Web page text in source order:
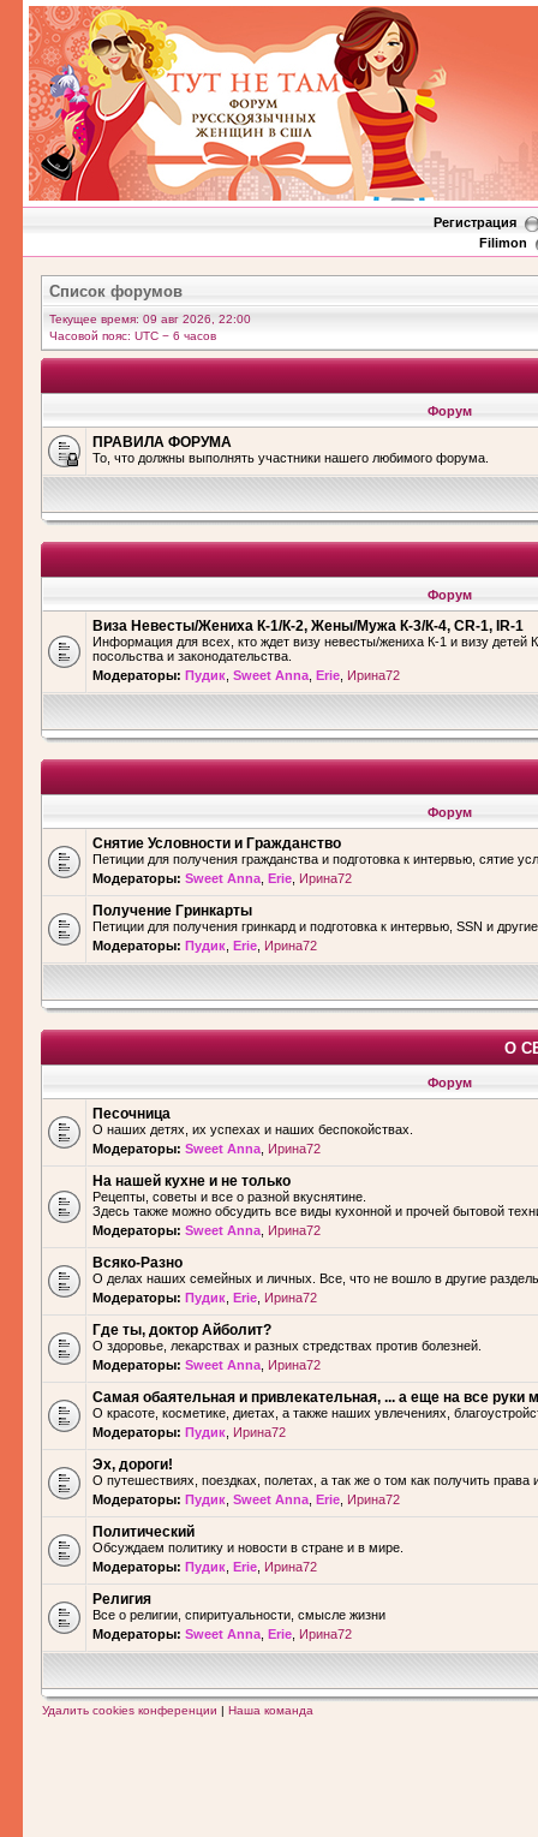
Регистрация
Filimon
Список форумов
Текущее время: 09 авг 2026, 22:00
Часовой пояс: UTC − 6 часов
Форум
ПРАВИЛА ФОРУМА
То, что должны выполнять участники нашего любимого форума.
Форум
Виза Невесты/Жениха К-1/К-2, Жены/Мужа К-3/К-4, CR-1, IR-1
Информация для всех, кто ждет визу невесты/жениха К-1 и визу
посольства и законодательства.
Модераторы: Пудик Sweet Anna Erie Ирина72
Форум
Снятие Условности и Гражданство
Петиции для получения гражданства и подготовка к интервью, сятие
Модераторы: Sweet Anna Erie Ирина72
Получение Гринкарты
Петиции для получения гринкард и подготовка к интервью, SSN и
Модераторы: Пудик Erie Ирина72
О
Форум
Песочница
О наших детях, их успехах и наших беспокойствах.
Модераторы: Sweet Anna Ирина72
На нашей кухне и не только
Рецепты, советы и все о разной вкуснятине.
Здесь также можно обсудить все виды кухонной и прочей бытовой
Модераторы: Sweet Anna Ирина72
Всяко-Разно
О делах наших семейных и личных. Все, что не вошло в другие
Модераторы: Пудик Erie Ирина72
Где ты, доктор Айболит?
О здоровье, лекарствах и разных стредствах против болезней.
Модераторы: Sweet Anna Ирина72
Самая обаятельная и привлекательная, ... а еще на все руки
О красоте, косметике, диетах, а также наших увлечениях,
Модераторы: Пудик Ирина72
Эх, дороги!
О путешествиях, поездках, полетах, а так же о том как получить права
Модераторы: Пудик Sweet Anna Erie Ирина72
Политический
Обсуждаем политику и новости в стране и в мире.
Модераторы: Пудик Erie Ирина72
Религия
Все о религии, спиритуальности, смысле жизни
Модераторы: Sweet Anna Erie Ирина72
Удалить cookies конференции | Наша команда